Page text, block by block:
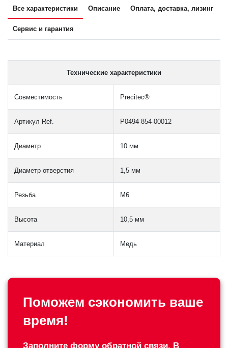
Все характеристики Описание Оплата, доставка, лизинг
Сервис и гарантия
Технические характеристики
Совместимость Precitec®
Артикул Ref. P0494-854-00012
Диаметр 10 мм
Диаметр отверстия 1,5 мм
Резьба M6
Высота 10,5 мм
Материал Медь
Поможем сэкономить ваше
время!
Заполните форму обратной связи. В